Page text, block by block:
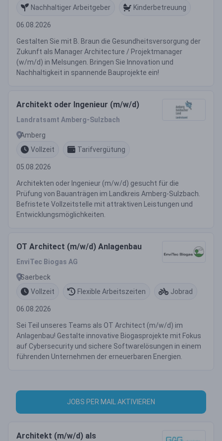
Nachhaltiger Arbeitgeber Kinderbetreuung
06.08.2026
Gestalten Sie mit B. Braun die Gesundheitsversorgung der
Zukunft als Manager Architecture / Projektmanager
(w/m/d) in Melsungen. Bringen Sie Innovation und
Nachhaltigkeit in spannende Bauprojekte ein!
Architekt oder Ingenieur (m/w/d)
Landratsamt Amberg-Sulzbach
Amberg
Vollzeit
Tarifvergütung
05.08.2026
Architekten oder Ingenieur (m/w/d) gesucht für die
Prüfung von Bauanträgen im Landkreis Amberg-Sulzbach.
Befristete Vollzeitstelle mit attraktiven Leistungen und
Entwicklungsmöglichkeiten.
OT Architect (m/w/d) Anlagenbau
EnviTec Biogas AG
Saerbeck
Vollzeit
Flexible Arbeitszeiten Jobrad
06.08.2026
Sei Teil unseres Teams als OT Architect (m/w/d) im
Anlagenbau! Gestalte innovative Biogasprojekte mit Fokus
auf Cybersecurity und sichere Softwarelösungen in einem
führenden Unternehmen der erneuerbaren Energien.
JOBS PER MAIL AKTIVIEREN
Architekt (m/w/d) als